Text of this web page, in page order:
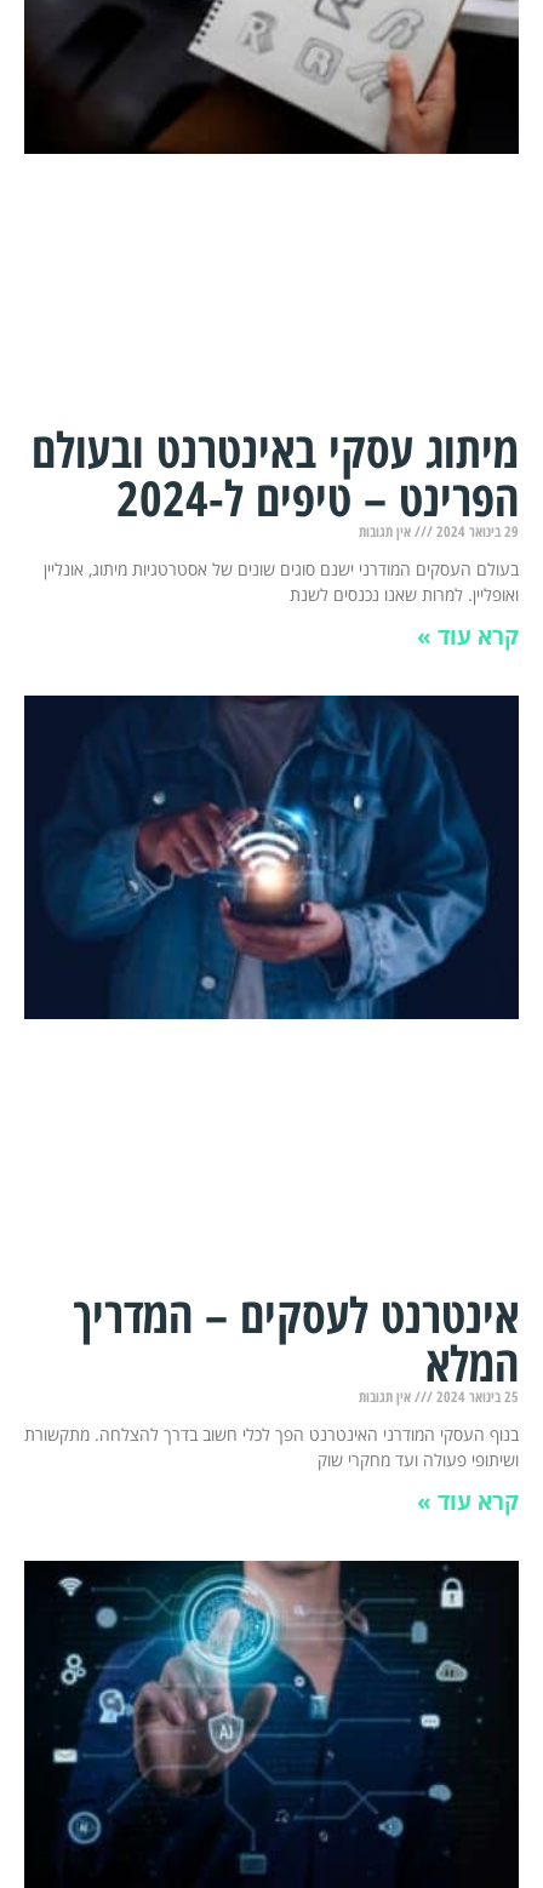
מיתוג עסקי באינטרנט ובעולם
הפרינט – טיפים ל-2024
29 בינואר 2024 אין תגובות
בעולם העסקים המודרני ישנם סוגים שונים של אסטרטגיות מיתוג, אונליין
ואופליין. למרות שאנו נכנסים לשנת
קרא עוד »
אינטרנט לעסקים – המדריך
המלא
25 בינואר 2024 אין תגובות
בנוף העסקי המודרני האינטרנט הפך לכלי חשוב בדרך להצלחה. מתקשורת
ושיתופי פעולה ועד מחקרי שוק
קרא עוד »